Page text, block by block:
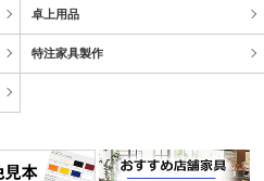
卓上用品
特注家具製作